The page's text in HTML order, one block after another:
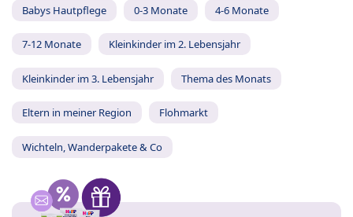
Babys Hautpflege 0-3 Monate 4-6 Monate
7-12 Monate Kleinkinder im 2. Lebensjahr
Kleinkinder im 3. Lebensjahr Thema des Monats
Eltern in meiner Region Flohmarkt
Wichteln, Wanderpakete & Co